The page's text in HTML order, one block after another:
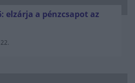
elzárja a pénzcsapot az